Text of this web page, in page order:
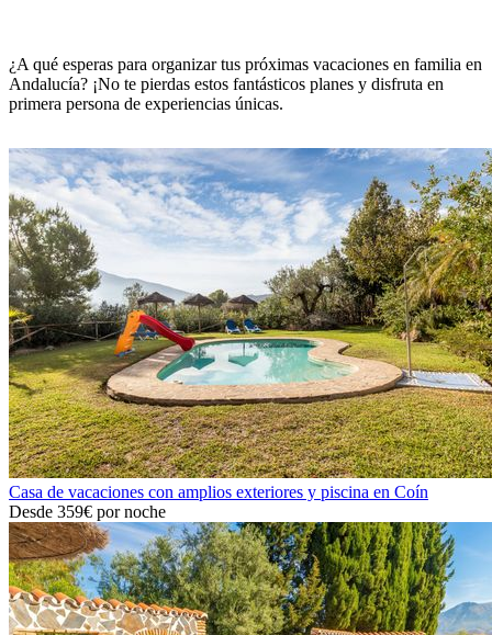
¿A qué esperas para organizar tus próximas vacaciones en familia en
Andalucía? ¡No te pierdas estos fantásticos planes y disfruta en
primera persona de experiencias únicas.
Casa de vacaciones con amplios exteriores y piscina en Coín
Desde 359€ por noche